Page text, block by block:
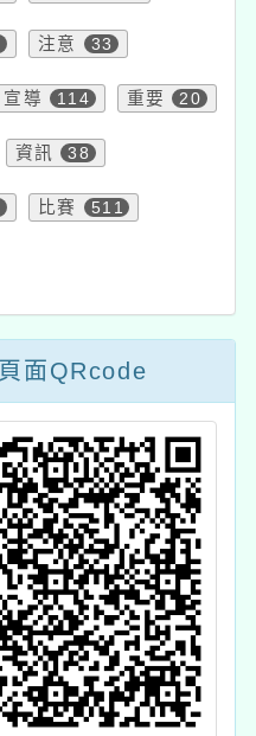
注意 33
宣導 114 重要 20
資訊 38
比賽 511
頁面QRcode